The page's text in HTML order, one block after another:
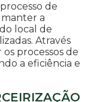
de
a
local de
Através
processos de
a eficiência e